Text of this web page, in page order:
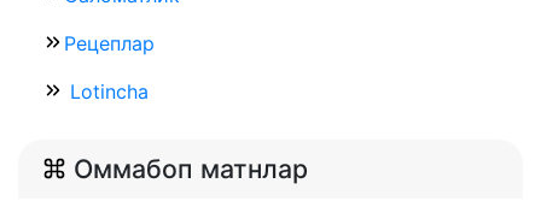
Рецеплар
Lotincha
Оммабоп матнлар